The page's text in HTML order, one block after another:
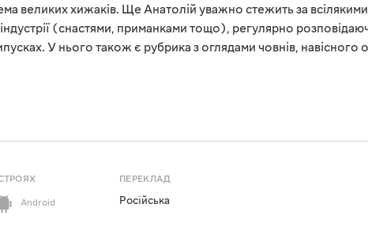
великих хижаків. Ще Анатолій уважно стежить за всілякими
(снастями, приманками тощо), регулярно
У нього також є рубрика з оглядами човнів, навісного о
Android
ПЕРЕКЛАД
Російська